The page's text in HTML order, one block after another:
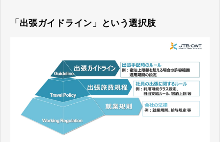
「出張ガイドライン」という選択肢